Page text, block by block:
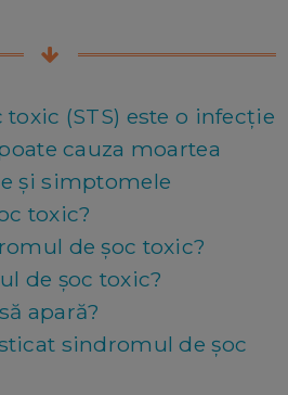
(STS) este o infecție
cauza moartea
și simptomele
toxic?
de șoc toxic?
de șoc toxic?
apară?
sindromul de șoc